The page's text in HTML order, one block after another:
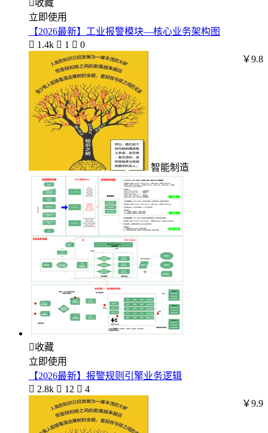
收藏
立即使用
【2026最新】工业报警模块—核心业务架构图
 1.4k  1  0
智能制造
￥9.8
收藏
立即使用
【2026最新】报警规则引擎业务逻辑
 2.8k  12  4
￥9.9